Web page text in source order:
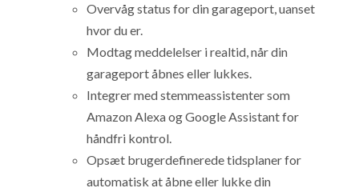
Overvåg status for din garageport, uanset
hvor du er.
Modtag meddelelser i realtid, når din
garageport åbnes eller lukkes.
Integrer med stemmeassistenter som
Amazon Alexa og Google Assistant for
håndfri kontrol.
Opsæt brugerdefinerede tidsplaner for
automatisk at åbne eller lukke din